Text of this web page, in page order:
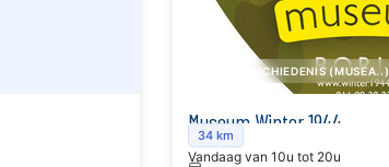
KUNST,GESCHIEDENIS (MUSEA..)
Museum Winter 1944
34 km
Vandaag van 10u tot 20u